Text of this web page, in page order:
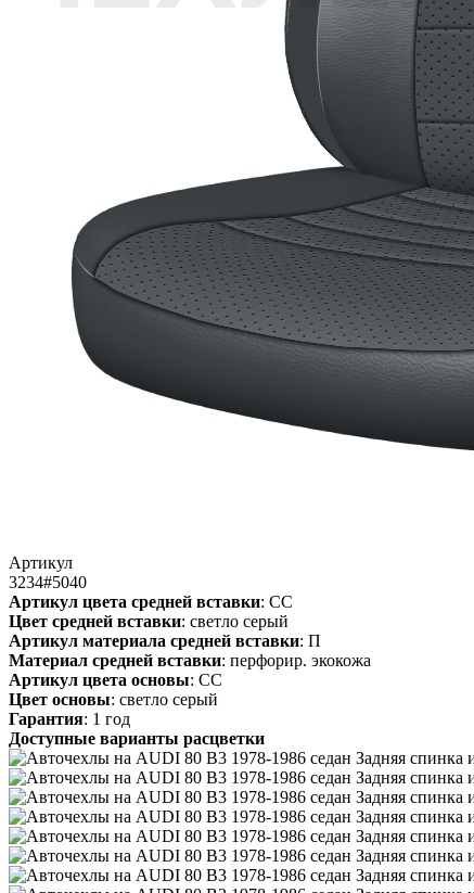
Артикул
3234#5040
Артикул цвета средней вставки: СС
Цвет средней вставки: светло серый
Артикул материала средней вставки: П
Материал средней вставки: перфорир. экокожа
Артикул цвета основы: СС
Цвет основы: светло серый
Гарантия: 1 год
Доступные варианты расцветки